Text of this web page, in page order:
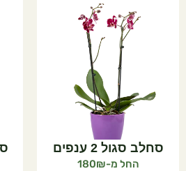
סחלב סגול 2 ענפים
180